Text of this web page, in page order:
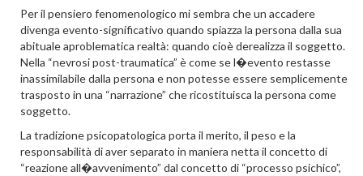
Per il pensiero fenomenologico mi sembra che un accadere
divenga evento-significativo quando spiazza la persona dalla sua
abituale aproblematica realtà: quando cioè derealizza il soggetto.
Nella “nevrosi post-traumatica” è come se l�evento restasse
inassimilabile dalla persona e non potesse essere semplicemente
trasposto in una “narrazione” che ricostituisca la persona come
soggetto.
La tradizione psicopatologica porta il merito, il peso e la
responsabilità di aver separato in maniera netta il concetto di
“reazione all�avvenimento” dal concetto di “processo psichico”,